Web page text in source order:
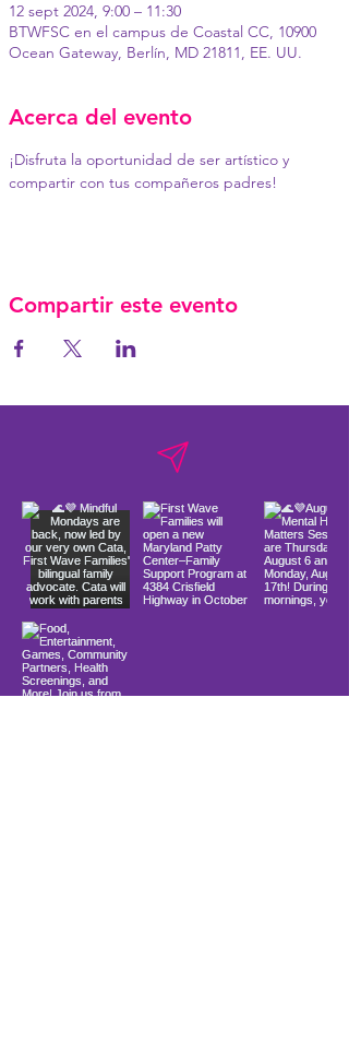
12 sept 2024, 9:00 – 11:30
BTWFSC en el campus de Coastal CC, 10900
Ocean Gateway, Berlín, MD 21811, EE. UU.
Acerca del evento
¡Disfruta la oportunidad de ser artístico y
compartir con tus compañeros padres!
Compartir este evento